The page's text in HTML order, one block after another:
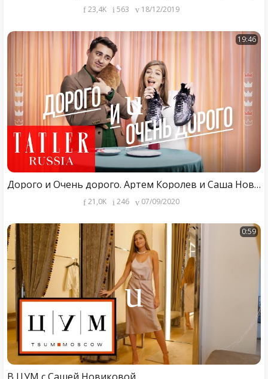
23,4K 563 18/12/2019
19:46
Дорого и Очень дорого. Артем Королев и Саша Новикова
21,0K 246 07/09/2020
0:59